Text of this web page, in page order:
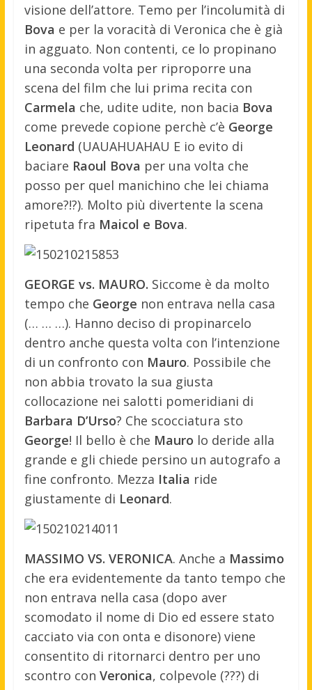
visione dell’attore. Temo per l’incolumità di
Bova e per la voracità di Veronica che è già
in agguato. Non contenti, ce lo propinano
una seconda volta per riproporre una
scena del film che lui prima recita con
Carmela che, udite udite, non bacia Bova
come prevede copione perchè c’è George
Leonard (UAUAHUAHAU E io evito di
baciare Raoul Bova per una volta che
posso per quel manichino che lei chiama
amore?!?). Molto più divertente la scena
ripetuta fra Maicol e Bova.
GEORGE vs. MAURO. Siccome è da molto
tempo che George non entrava nella casa
(… … …). Hanno deciso di propinarcelo
dentro anche questa volta con l’intenzione
di un confronto con Mauro. Possibile che
non abbia trovato la sua giusta
collocazione nei salotti pomeridiani di
Barbara D’Urso? Che scocciatura sto
George! Il bello è che Mauro lo deride alla
grande e gli chiede persino un autografo a
fine confronto. Mezza Italia ride
giustamente di Leonard.
MASSIMO VS. VERONICA. Anche a Massimo
che era evidentemente da tanto tempo che
non entrava nella casa (dopo aver
scomodato il nome di Dio ed essere stato
cacciato via con onta e disonore) viene
consentito di ritornarci dentro per uno
scontro con Veronica, colpevole (???) di